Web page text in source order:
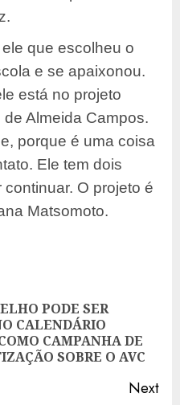
que escolheu o
e se apaixonou.
está no projeto
Almeida Campos.
porque é uma coisa
Ele tem dois
O projeto é
Matsomoto.
PODE SER
CALENDÁRIO
CAMPANHA DE
SOBRE O AVC
Next